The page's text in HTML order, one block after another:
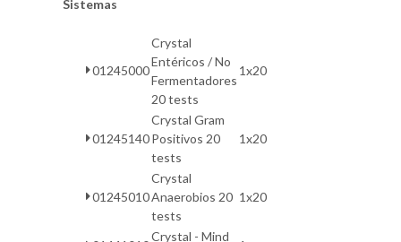
Sistemas
01245000
Crystal
Entéricos / No
Fermentadores
20 tests
1x20
01245140
Crystal Gram
Positivos 20
tests
1x20
01245010
Crystal
Anaerobios 20
tests
1x20
Crystal - Mind